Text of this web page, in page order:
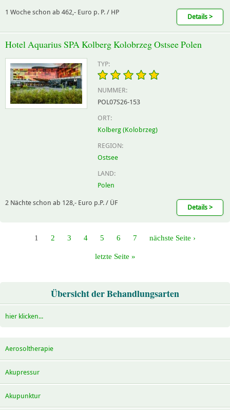
1 Woche schon ab 462,- Euro p. P. / HP
Details >
Hotel Aquarius SPA Kolberg Kolobrzeg Ostsee Polen
TYP:
NUMMER:
POL07S26-153
ORT:
Kolberg (Kolobrzeg)
REGION:
Ostsee
LAND:
Polen
2 Nächte schon ab 128,- Euro p.P. / ÜF
Details >
1 2 3 4 5 6 7 nächste Seite ›
letzte Seite »
Übersicht der Behandlungsarten
hier klicken...
Aerosoltherapie
Akupressur
Akupunktur